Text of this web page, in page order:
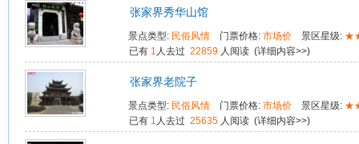
张家界秀华山馆
景点类型: 民俗风情 门票价格:市场价 景区星级:
已有 1 人去过22859 人阅读 (详细内容>>)
张家界老院子
景点类型: 民俗风情 门票价格:市场价 景区星级:
已有 1 人去过25635 人阅读 (详细内容>>)